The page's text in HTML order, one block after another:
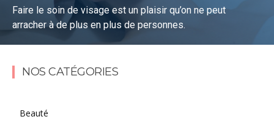
Faire le soin de visage est un plaisir qu’on ne peut
arracher à de plus en plus de personnes.
Lire la suite
NOS CATÉGORIES
Beauté